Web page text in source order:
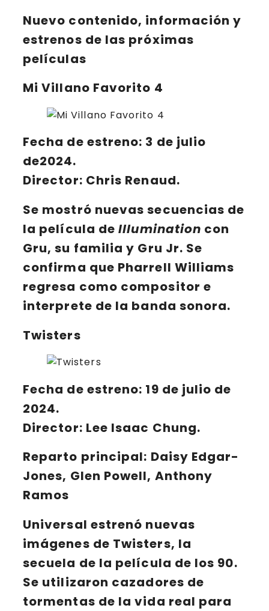
Nuevo contenido, información y
estrenos de las próximas
películas
Mi Villano Favorito 4
Fecha de estreno: 3 de julio
de2024.
Director: Chris Renaud.
Se mostró nuevas secuencias de
la película deIllumination con
Gru, su familia y Gru Jr. Se
confirma que Pharrell Williams
regresa como compositor e
interprete de la banda sonora.
Twisters
Fecha de estreno: 19 de julio de
2024.
Director: Lee Isaac Chung.
Reparto principal: Daisy Edgar-
Jones, Glen Powell, Anthony
Ramos
Universal estrenó nuevas
imágenes de Twisters, la
secuela de la película de los 90.
Se utilizaron cazadores de
tormentas de la vida real para